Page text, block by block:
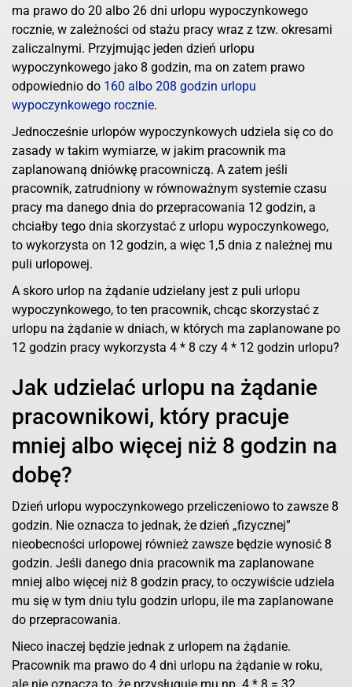
ma prawo do 20 albo 26 dni urlopu wypoczynkowego
rocznie, w zależności od stażu pracy wraz z tzw. okresami
zaliczalnymi. Przyjmując jeden dzień urlopu
wypoczynkowego jako 8 godzin, ma on zatem prawo
odpowiednio do 160 albo 208 godzin urlopu
wypoczynkowego rocznie.
Jednocześnie urlopów wypoczynkowych udziela się co do
zasady w takim wymiarze, w jakim pracownik ma
zaplanowaną dniówkę pracowniczą. A zatem jeśli
pracownik, zatrudniony w równoważnym systemie czasu
pracy ma danego dnia do przepracowania 12 godzin, a
chciałby tego dnia skorzystać z urlopu wypoczynkowego,
to wykorzysta on 12 godzin, a więc 1,5 dnia z należnej mu
puli urlopowej.
A skoro urlop na żądanie udzielany jest z puli urlopu
wypoczynkowego, to ten pracownik, chcąc skorzystać z
urlopu na żądanie w dniach, w których ma zaplanowane po
12 godzin pracy wykorzysta 4 * 8 czy 4 * 12 godzin urlopu?
Jak udzielać urlopu na żądanie
pracownikowi, który pracuje
mniej albo więcej niż 8 godzin na
dobę?
Dzień urlopu wypoczynkowego przeliczeniowo to zawsze 8
godzin. Nie oznacza to jednak, że dzień „fizycznej”
nieobecności urlopowej również zawsze będzie wynosić 8
godzin. Jeśli danego dnia pracownik ma zaplanowane
mniej albo więcej niż 8 godzin pracy, to oczywiście udziela
mu się w tym dniu tylu godzin urlopu, ile ma zaplanowane
do przepracowania.
Nieco inaczej będzie jednak z urlopem na żądanie.
Pracownik ma prawo do 4 dni urlopu na żądanie w roku,